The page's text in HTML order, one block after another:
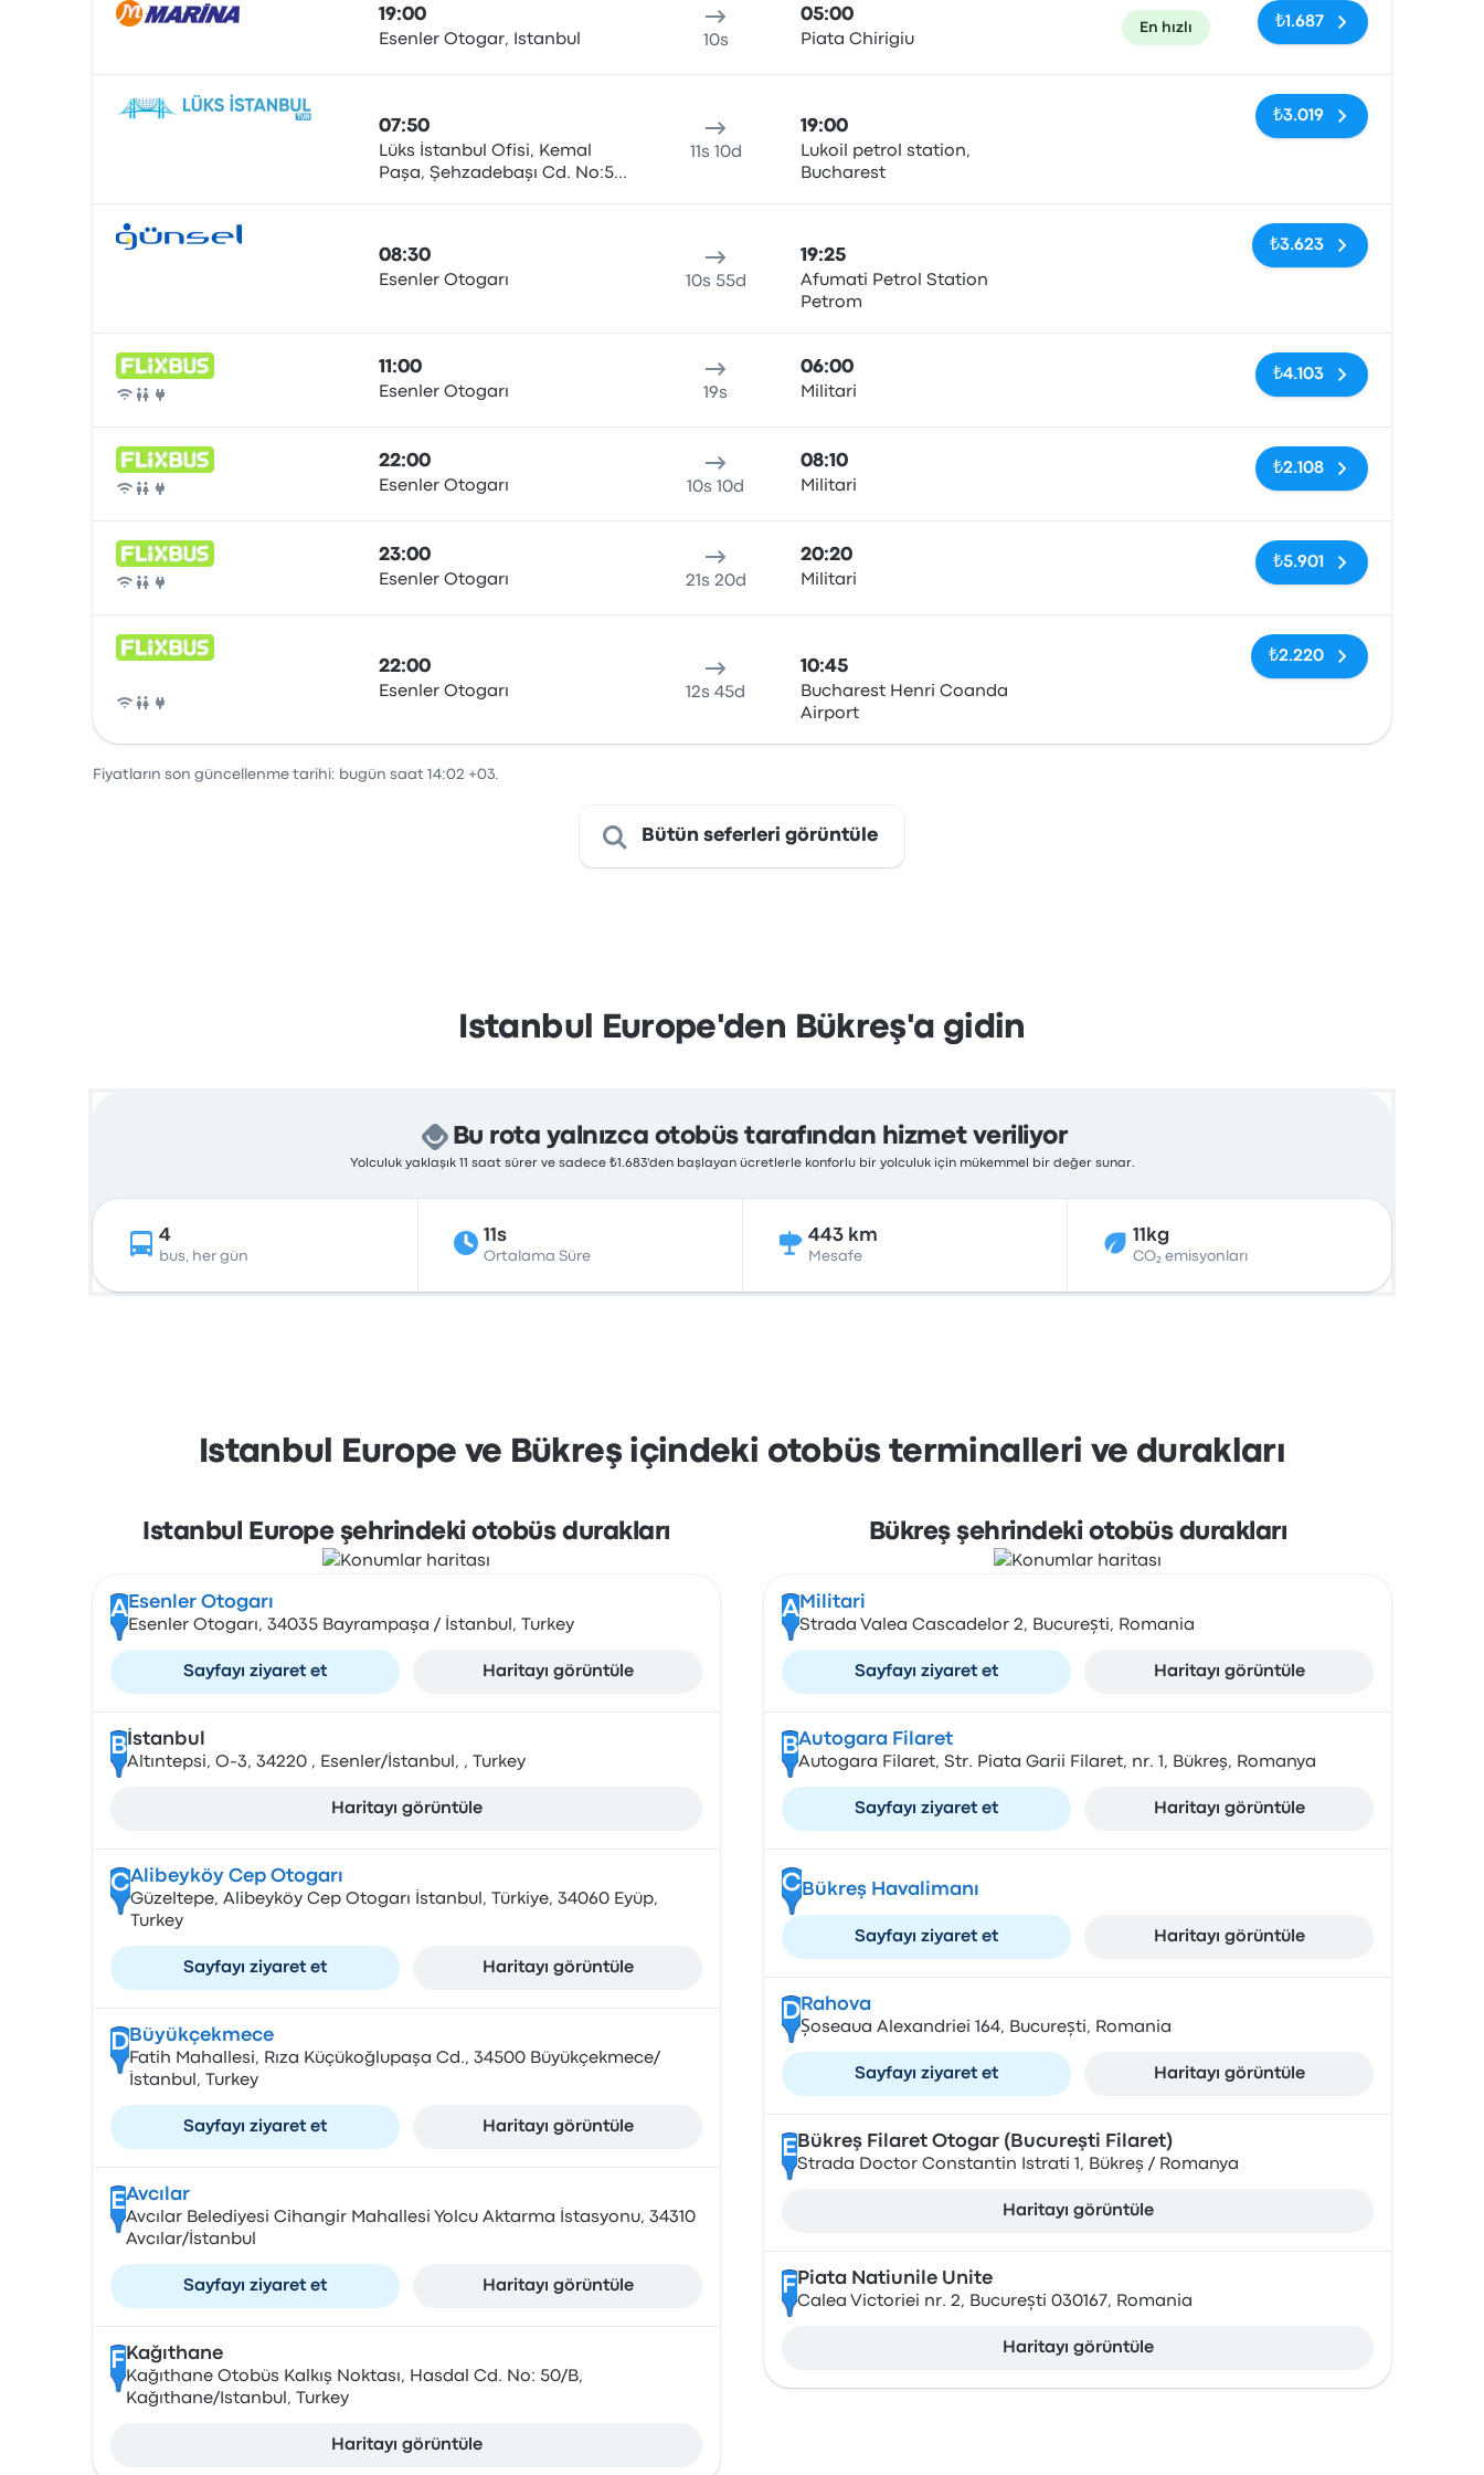
19:00
Esenler Otogar, Istanbul 10s
05:00
Piata Chirigiu
En hızlı ₺1.687
07:50
Lüks İstanbul Ofisi, Kemal
Paşa, Şehzadebaşı Cd. No:5,
11s 10d
19:00
Lukoil petrol station,
Bucharest
Etiketler yok
₺3.019
08:30
Esenler Otogarı 10s 55d
19:25
Afumati Petrol Station
Petrom
Etiketler yok
₺3.623
Otobüs
11:00
Esenler Otogarı 19s
06:00
Militari
Etiketler yok
₺4.103
Otobüs
22:00
Esenler Otogarı 10s 10d
08:10
Militari
Etiketler yok
₺2.108
Otobüs
23:00
Esenler Otogarı 21s 20d
20:20
Militari
Etiketler yok
₺5.901
Otobüs
22:00
Esenler Otogarı 12s 45d
10:45
Bucharest Henri Coanda
Airport
Etiketler yok
₺2.220
Fiyatların son güncellenme tarihi: bugün saat 14:02 +03.
Bütün seferleri görüntüle
Istanbul Europe'den Bükreş'a gidin
Bu rota yalnızca otobüs tarafından hizmet veriliyor
Yolculuk yaklaşık 11 saat sürer ve sadece ₺1.683'den başlayan ücretlerle konforlu bir yolculuk için mükemmel bir değer sunar.
4
bus, her gün
11s
Ortalama Süre
443 km
Mesafe
11kg
CO₂ emisyonları
Istanbul Europe ve Bükreş içindeki otobüs terminalleri ve durakları
Istanbul Europe şehrindeki otobüs durakları
A Esenler Otogarı
Esenler Otogarı, 34035 Bayrampaşa / İstanbul, Turkey
Sayfayı ziyaret et Haritayı görüntüle
B İstanbul
Altıntepsi, O-3, 34220 , Esenler/İstanbul, , Turkey
Haritayı görüntüle
CAlibeyköy Cep Otogarı
Güzeltepe, Alibeyköy Cep Otogarı İstanbul, Türkiye, 34060 Eyüp,
Turkey
Sayfayı ziyaret et Haritayı görüntüle
DBüyükçekmece
Fatih Mahallesi, Rıza Küçükoğlupaşa Cd., 34500 Büyükçekmece/
İstanbul, Turkey
Sayfayı ziyaret et Haritayı görüntüle
EAvcılar
Avcılar Belediyesi Cihangir Mahallesi Yolcu Aktarma İstasyonu, 34310
Avcılar/İstanbul
Sayfayı ziyaret et Haritayı görüntüle
F Kağıthane
Kağıthane Otobüs Kalkış Noktası, Hasdal Cd. No: 50/B,
Kağıthane/Istanbul, Turkey
Haritayı görüntüle
Bükreş şehrindeki otobüs durakları
A Militari
Strada Valea Cascadelor 2, București, Romania
Sayfayı ziyaret et Haritayı görüntüle
BAutogara Filaret
Autogara Filaret, Str. Piata Garii Filaret, nr. 1, Bükreş, Romanya
Sayfayı ziyaret et Haritayı görüntüle
C Bükreş Havalimanı
Sayfayı ziyaret et Haritayı görüntüle
DRahova
Șoseaua Alexandriei 164, București, Romania
Sayfayı ziyaret et Haritayı görüntüle
E Bükreş Filaret Otogar (Bucureşti Filaret)
Strada Doctor Constantin Istrati 1, Bükreş / Romanya
Haritayı görüntüle
F Piata Natiunile Unite
Calea Victoriei nr. 2, București 030167, Romania
Haritayı görüntüle